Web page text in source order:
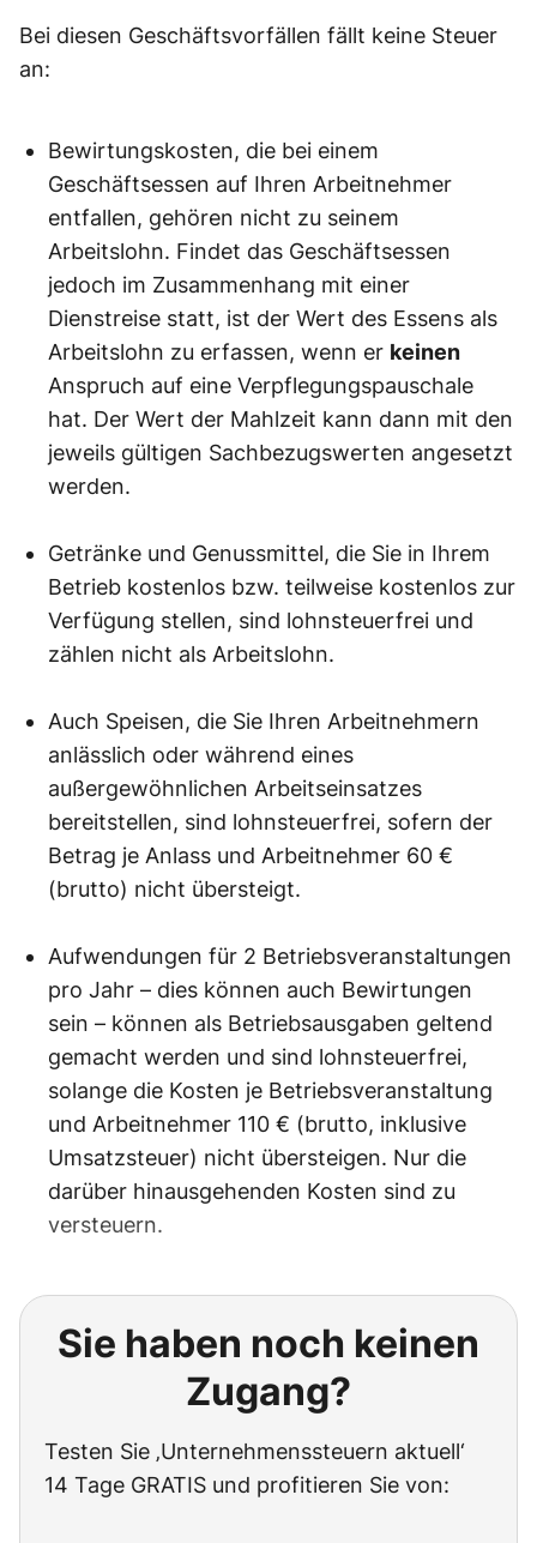
Bei diesen Geschäftsvorfällen fällt keine Steuer
an:
Bewirtungskosten, die bei einem
Geschäftsessen auf Ihren Arbeitnehmer
entfallen, gehören nicht zu seinem
Arbeitslohn. Findet das Geschäftsessen
jedoch im Zusammenhang mit einer
Dienstreise statt, ist der Wert des Essens als
Arbeitslohn zu erfassen, wenn er keinen
Anspruch auf eine Verpflegungspauschale
hat. Der Wert der Mahlzeit kann dann mit den
jeweils gültigen Sachbezugswerten angesetzt
werden.
Getränke und Genussmittel, die Sie in Ihrem
Betrieb kostenlos bzw. teilweise kostenlos zur
Verfügung stellen, sind lohnsteuerfrei und
zählen nicht als Arbeitslohn.
Auch Speisen, die Sie Ihren Arbeitnehmern
anlässlich oder während eines
außergewöhnlichen Arbeitseinsatzes
bereitstellen, sind lohnsteuerfrei, sofern der
Betrag je Anlass und Arbeitnehmer 60 €
(brutto) nicht übersteigt.
Aufwendungen für 2 Betriebsveranstaltungen
pro Jahr – dies können auch Bewirtungen
sein – können als Betriebsausgaben geltend
gemacht werden und sind lohnsteuerfrei,
solange die Kosten je Betriebsveranstaltung
und Arbeitnehmer 110 € (brutto, inklusive
Umsatzsteuer) nicht übersteigen. Nur die
darüber hinausgehenden Kosten sind zu
versteuern.
Sie haben noch keinen
Zugang?
Testen Sie ‚Unternehmenssteuern aktuell‘
14 Tage GRATIS und profitieren Sie von: